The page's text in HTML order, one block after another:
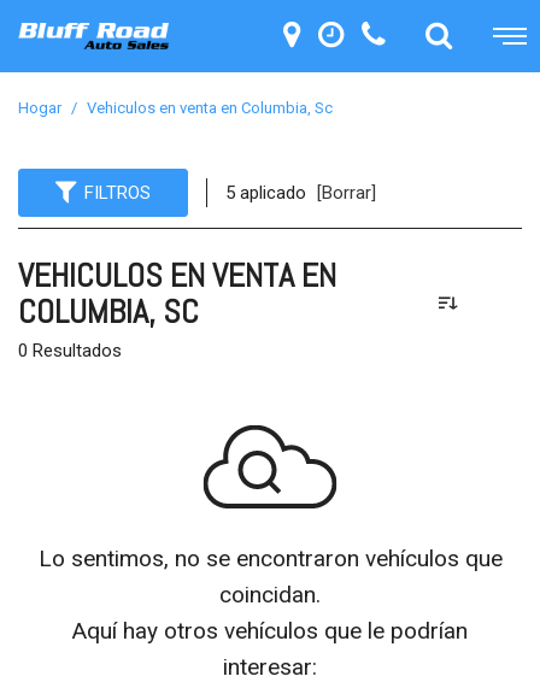
Hogar / Vehiculos en venta en Columbia, Sc
FILTROS 5 aplicado [Borrar]
VEHICULOS EN VENTA EN
COLUMBIA, SC
0 Resultados
Lo sentimos, no se encontraron vehículos que
coincidan.
Aquí hay otros vehículos que le podrían
interesar: